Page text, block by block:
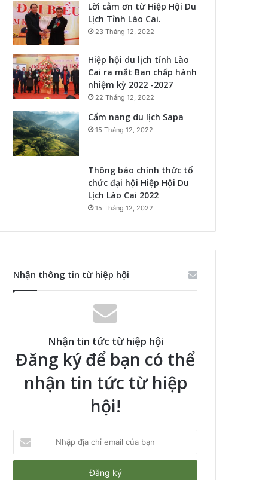
Lời cảm ơn từ Hiệp Hội Du
Lịch Tỉnh Lào Cai.
23 Tháng 12, 2022
Hiệp hội du lịch tỉnh Lào
Cai ra mắt Ban chấp hành
nhiệm kỳ 2022 -2027
22 Tháng 12, 2022
Cẩm nang du lịch Sapa
15 Tháng 12, 2022
Thông báo chính thức tổ
chức đại hội Hiệp Hội Du
Lịch Lào Cai 2022
15 Tháng 12, 2022
Nhận thông tin từ hiệp hội
Nhận tin tức từ hiệp hội
Đăng ký để bạn có thể
nhận tin tức từ hiệp
hội!
địa
chỉ